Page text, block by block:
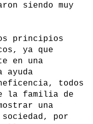
siendo muy
principios
ya que
en una
ayuda
todos
la familia de
una
por